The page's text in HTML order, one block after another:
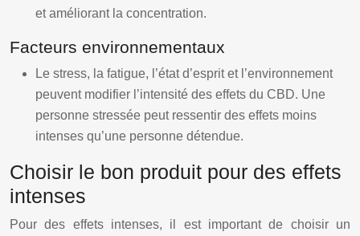
et améliorant la concentration.
Facteurs environnementaux
Le stress, la fatigue, l’état d’esprit et l’environnement
peuvent modifier l’intensité des effets du CBD. Une
personne stressée peut ressentir des effets moins
intenses qu’une personne détendue.
Choisir le bon produit pour des effets
intenses
Pour des effets intenses, il est important de choisir un